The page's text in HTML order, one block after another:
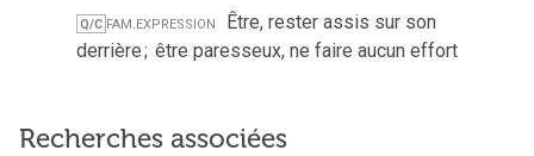
Q/C fam. expression Être, rester assis sur son
derrière; être paresseux, ne faire aucun effort
Recherches associées